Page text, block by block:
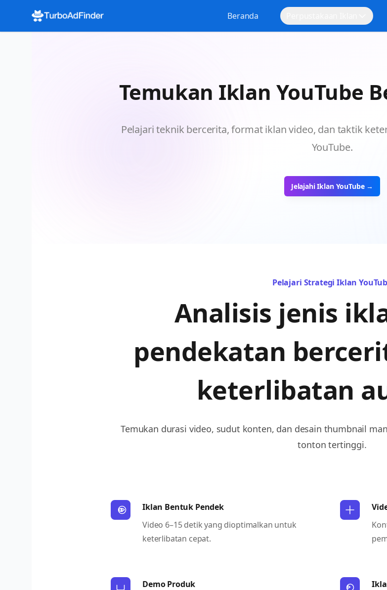
Beranda
Temukan Iklan YouTube
Pelajari teknik bercerita, format iklan video, dan taktik
YouTube.
Jelajahi Iklan YouTube →
Pelajari Strategi Iklan
Analisis jenis
pendekatan
keterlibatan
Temukan durasi video, sudut konten, dan desain thumbnail
tonton tertinggi.
Iklan Bentuk Pendek
Video 6–15 detik yang dioptimalkan untuk
keterlibatan cepat.
Demo Produk